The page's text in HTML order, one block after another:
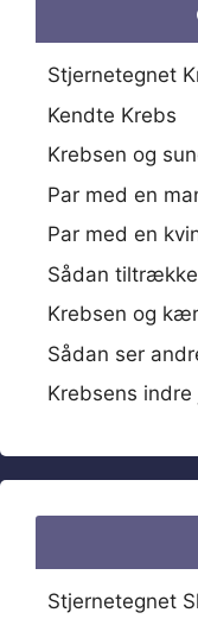
Stjernetegnet
Kendte Krebs
Krebsen og
Par med en
Par med en
Sådan
Krebsen og
Sådan ser
Krebsens indre
Stjernetegnet